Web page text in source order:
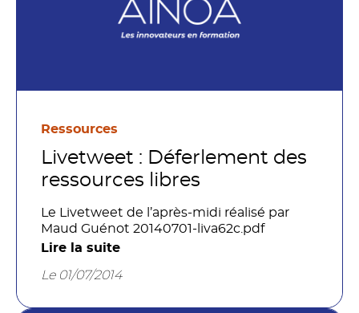
Ressources
Livetweet : Déferlement des
ressources libres
Le Livetweet de l’après-midi réalisé par
Maud Guénot 20140701-liva62c.pdf
Lire la suite
Le 01/07/2014